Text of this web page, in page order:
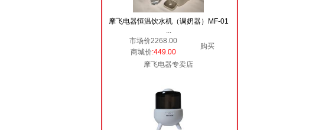
摩飞电器恒温饮水机（调奶器）MF-01
...
市场价2268.00
购买
商城价:449.00
摩飞电器专卖店